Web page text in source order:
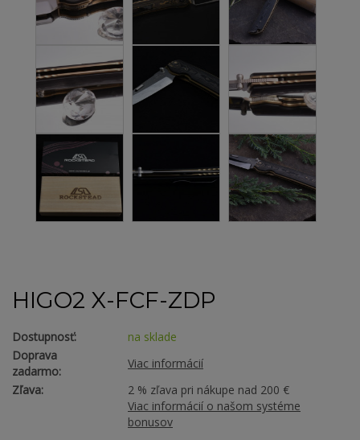
HIGO2 X-FCF-ZDP
Dostupnosť:
na sklade
Doprava
zadarmo:
Viac informácií
Zľava:
2 % zľava pri nákupe nad 200 €
Viac informácií o našom systéme
bonusov